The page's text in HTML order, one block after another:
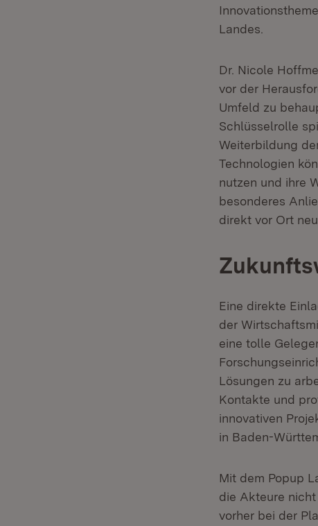
Landes.
Dr. Nicole
vor der
Umfeld zu
Schlüsselrolle
Weiterbildung
Technologien
nutzen und ihre
besonderes
direkt vor Ort
Eine direkte
der
eine tolle
Lösungen zu
Kontakte und
innovativen
in Baden-
Mit dem Popup
die Akteure
vorher bei der